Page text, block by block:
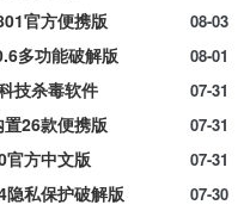
08-03
官方便携版
08-01
多功能破解版
07-31
技杀毒软件
07-31
26款便携版
07-31
方中文版
07-30
私保护破解版